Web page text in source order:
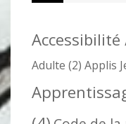
Adulte (2) Applis